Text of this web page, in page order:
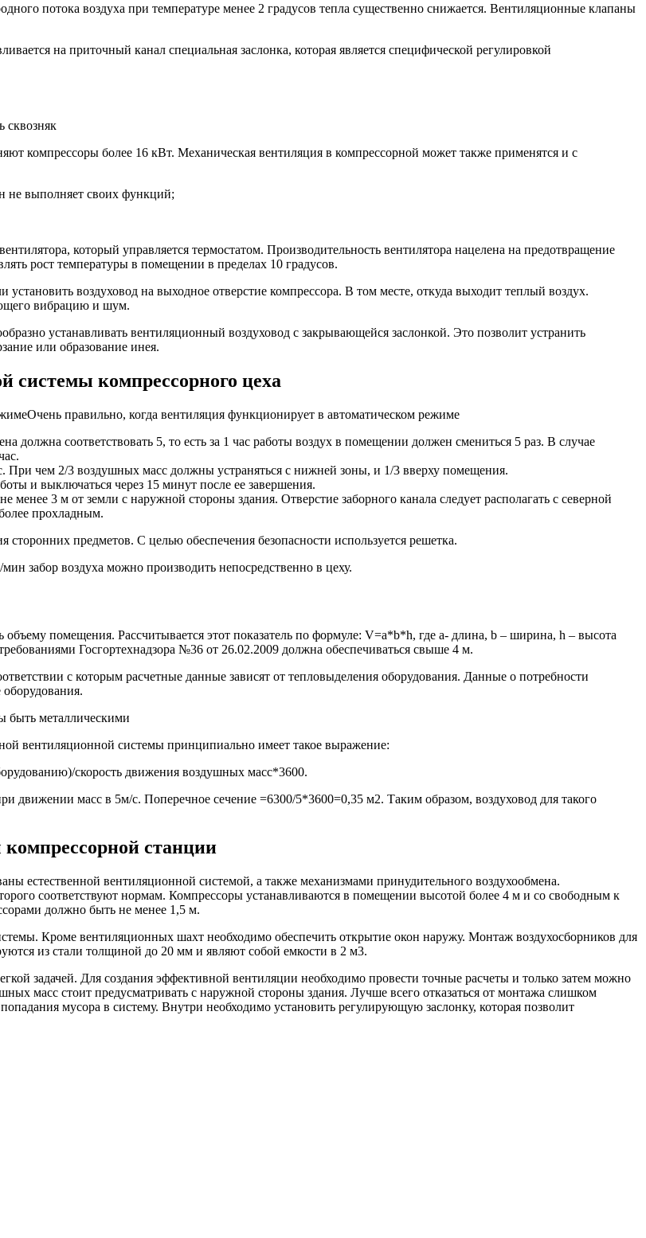
потока воздуха при температуре менее 2 градусов тепла существенно снижается. Вентиляционные клапаны
на приточный канал специальная заслонка, которая является специфической регулировкой
сквозняк
компрессоры более 16 кВт. Механическая вентиляция в компрессорной может также применятся и с
не выполняет своих функций;
который управляется термостатом. Производительность вентилятора нацелена на предотвращение
рост температуры в помещении в пределах 10 градусов.
воздуховод на выходное отверстие компрессора. В том месте, откуда выходит теплый воздух.
вибрацию и шум.
устанавливать вентиляционный воздуховод с закрывающейся заслонкой. Это позволит устранить
или образование инея.
системы компрессорного цеха
Очень правильно, когда вентиляция функционирует в автоматическом режиме
должна соответствовать 5, то есть за 1 час работы воздух в помещении должен смениться 5 раз. В случае
чем 2/3 воздушных масс должны устраняться с нижней зоны, и 1/3 вверху помещения.
и выключаться через 15 минут после ее завершения.
3 м от земли с наружной стороны здания. Отверстие заборного канала следует располагать с северной
прохладным.
предметов. С целью обеспечения безопасности используется решетка.
забор воздуха можно производить непосредственно в цеху.
помещения. Рассчитывается этот показатель по формуле: V=a*b*h, где a- длина, b – ширина, h – высота
Госгортехнадзора №36 от 26.02.2009 должна обеспечиваться свыше 4 м.
с которым расчетные данные зависят от тепловыделения оборудования. Данные о потребности
быть металлическими
вентиляционной системы принципиально имеет такое выражение:
скорость движения воздушных масс*3600.
движении масс в 5м/с. Поперечное сечение =6300/5*3600=0,35 м2. Таким образом, воздуховод для такого
станции
естественной вентиляционной системой, а также механизмами принудительного воздухообмена.
соответствуют нормам. Компрессоры устанавливаются в помещении высотой более 4 м и со свободным к
должно быть не менее 1,5 м.
Кроме вентиляционных шахт необходимо обеспечить открытие окон наружу. Монтаж воздухосборников для
из стали толщиной до 20 мм и являют собой емкости в 2 м3.
задачей. Для создания эффективной вентиляции необходимо провести точные расчеты и только затем можно
масс стоит предусматривать с наружной стороны здания. Лучше всего отказаться от монтажа слишком
мусора в систему. Внутри необходимо установить регулирующую заслонку, которая позволит